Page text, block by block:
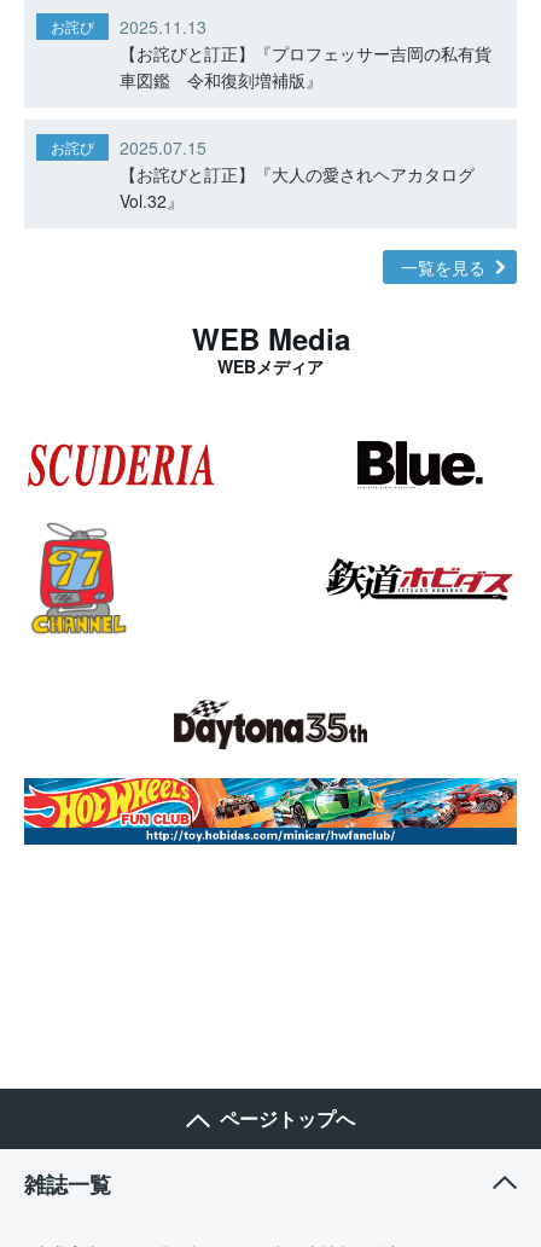
お詫び
2025.11.13
【お詫びと訂正】『プロフェッサー吉岡の私有貨
車図鑑 令和復刻増補版』
お詫び
2025.07.15
【お詫びと訂正】『大人の愛されヘアカタログ
Vol.32』
一覧を見る
WEB Media
WEBメディア
ページトップへ
雑誌一覧